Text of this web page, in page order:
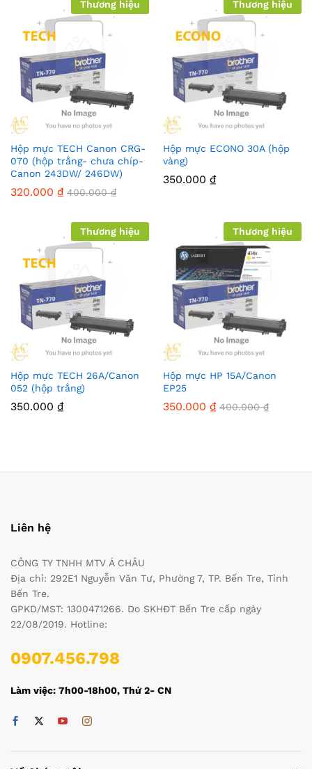
Thương hiệu
Hộp mực TECH Canon CRG-
070 (hộp trắng- chưa chíp-
Canon 243DW/ 246DW)
320.000 ₫ 400.000₫
Thương hiệu
Hộp mực ECONO 30A (hộp
vàng)
350.000 ₫
Thương hiệu
Hộp mực TECH 26A/Canon
052 (hộp trắng)
350.000 ₫
Thương hiệu
Hộp mực HP 15A/Canon
EP25
350.000 ₫ 400.000₫
Liên hệ
CÔNG TY TNHH MTV Á CHÂU
Địa chỉ: 292E1 Nguyễn Văn Tư, Phường 7, TP. Bến Tre, Tỉnh
Bến Tre.
GPKD/MST: 1300471266. Do SKHĐT Bến Tre cấp ngày
22/08/2019. Hotline:
0907.456.798
Làm việc: 7h00-18h00, Thứ 2- CN